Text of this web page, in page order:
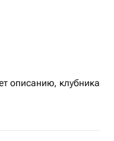
описанию, клубника